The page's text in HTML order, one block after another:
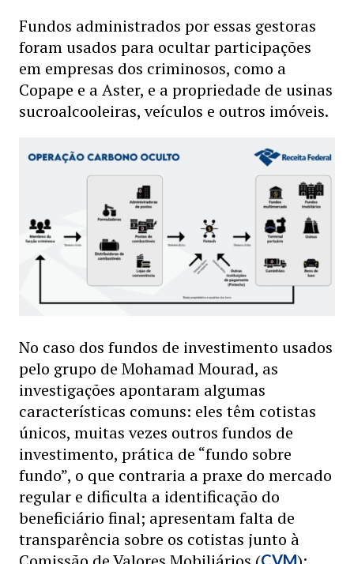
Fundos administrados por essas gestoras
foram usados para ocultar participações
em empresas dos criminosos, como a
Copape e a Aster, e a propriedade de usinas
sucroalcooleiras, veículos e outros imóveis.
No caso dos fundos de investimento usados
pelo grupo de Mohamad Mourad, as
investigações apontaram algumas
características comuns: eles têm cotistas
únicos, muitas vezes outros fundos de
investimento, prática de “fundo sobre
fundo”, o que contraria a praxe do mercado
regular e dificulta a identificação do
beneficiário final; apresentam falta de
transparência sobre os cotistas junto à
CVM